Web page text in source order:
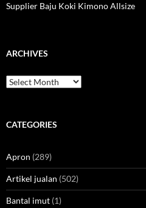
Supplier Baju Koki Kimono Allsize
ARCHIVES
Archives
CATEGORIES
Apron (289)
Artikel jualan (502)
Bantal imut (1)